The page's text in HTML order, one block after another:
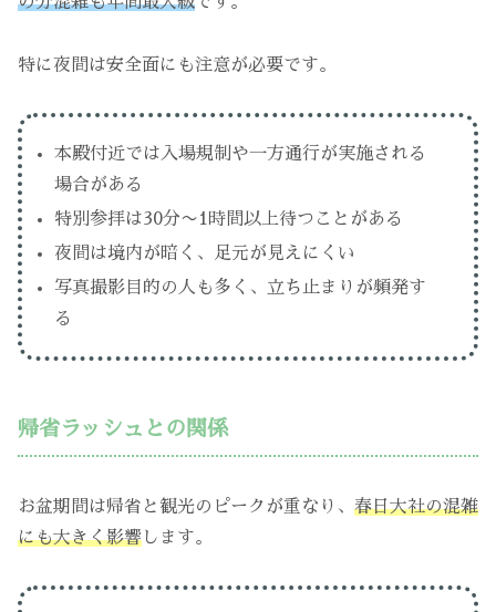
特に夜間は安全面にも注意が必要です。
本殿付近では入場規制や一方通行が実施される
場合がある
特別参拝は30分〜1時間以上待つことがある
夜間は境内が暗く、足元が見えにくい
写真撮影目的の人も多く、立ち止まりが頻発す
る
帰省ラッシュとの関係
お盆期間は帰省と観光のピークが重なり、 春日大社の混雑
にも大きく影響 します。